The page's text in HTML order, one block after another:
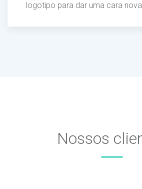
logotipo para dar uma cara
Nossos